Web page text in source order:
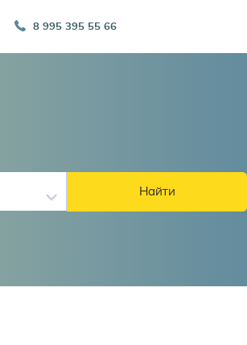
8 995 395 55 66
Найти